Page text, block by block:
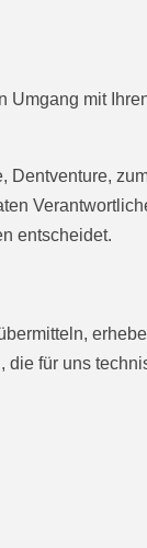
Umgang mit
entscheidet.
die für uns